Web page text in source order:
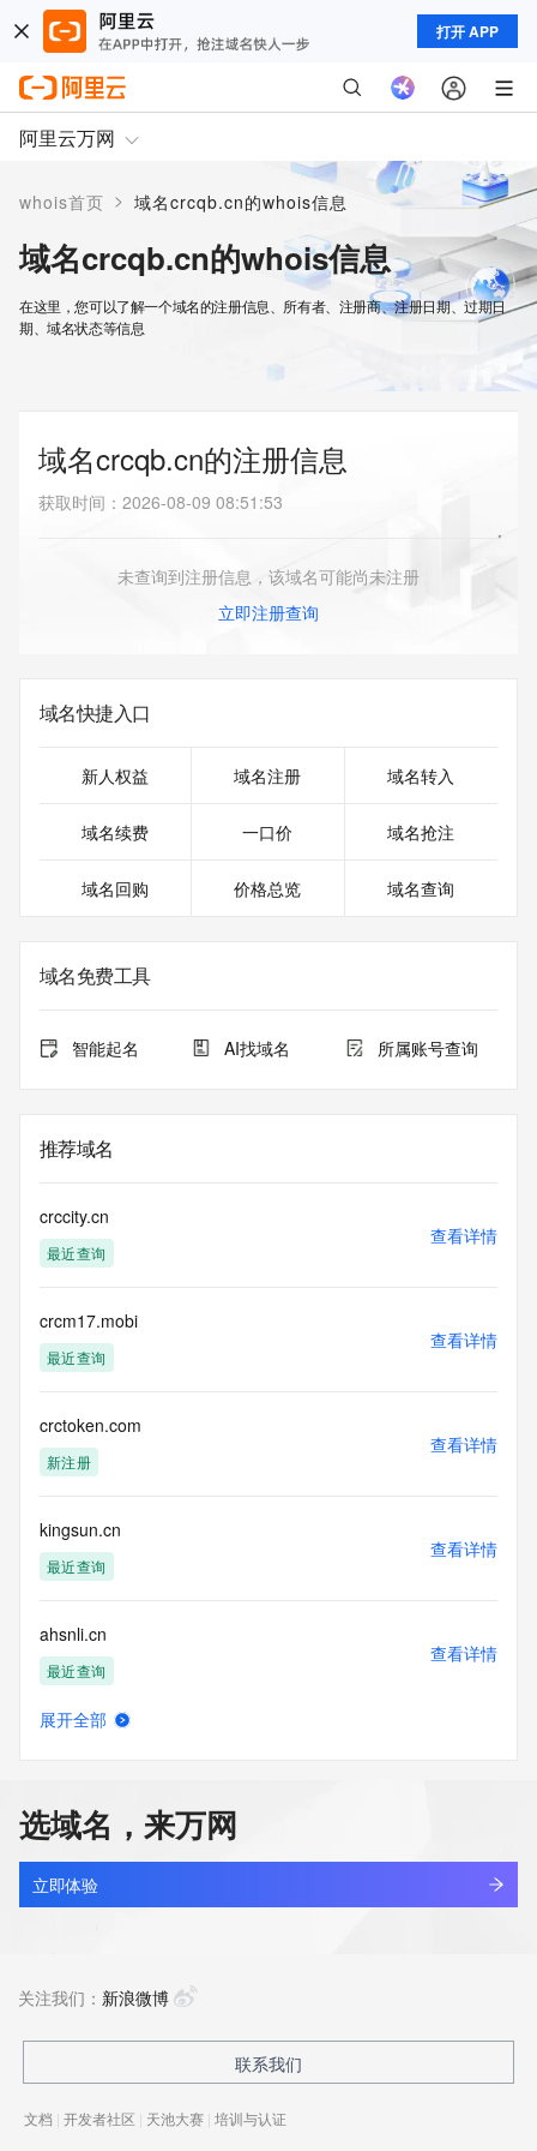
打开 APP
阿里云万网
whois首页 > 域名crcqb.cn的whois信息
域名crcqb.cn的whois信息
在这里，您可以了解一个域名的注册信息、所有者、注册商、注册日期、过期日
期、域名状态等信息
域名crcqb.cn的注册信息
获取时间 ： 2026-08-09 08:51:53
未查询到注册信息，该域名可能尚未注册
立即注册查询
域名快捷入口
新人权益 域名注册 域名转入
域名续费 一口价 域名抢注
域名回购 价格总览 域名查询
域名免费工具
智能起名 AI找域名 所属账号查询
推荐域名
crccity.cn
最近查询
查看详情
crcm17.mobi
最近查询
查看详情
crctoken.com
新注册
查看详情
kingsun.cn
最近查询
查看详情
ahsnli.cn
最近查询
查看详情
hctou.com.cn
最近查询
查看详情
最近查询
展开全部
选域名，来万网
立即体验
关注我们： 新浪微博
联系我们
文档 | 开发者社区 | 天池大赛 | 培训与认证